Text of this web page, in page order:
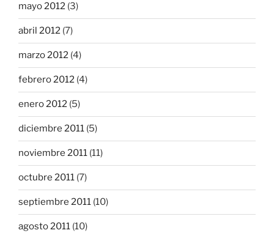
mayo 2012 (3)
abril 2012 (7)
marzo 2012 (4)
febrero 2012 (4)
enero 2012 (5)
diciembre 2011 (5)
noviembre 2011 (11)
octubre 2011 (7)
septiembre 2011 (10)
agosto 2011 (10)